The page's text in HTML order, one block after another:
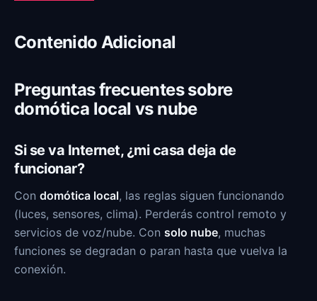
Contenido Adicional
Preguntas frecuentes sobre
domótica local vs nube
Si se va Internet, ¿mi casa deja de
funcionar?
Con domótica local, las reglas siguen funcionando
(luces, sensores, clima). Perderás control remoto y
servicios de voz/nube. Con solo nube, muchas
funciones se degradan o paran hasta que vuelva la
conexión.